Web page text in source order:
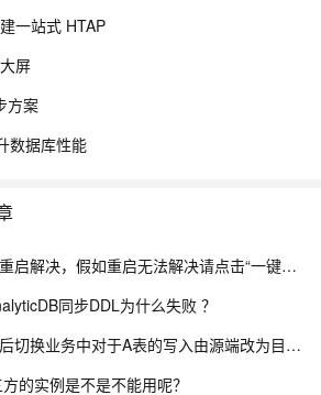
一站式 HTAP
屏
方案
数据库性能
数据传输DTS中请尝试重启解决，假如重启无法解决请点击“一键复制”进入钉钉客户交流群咨询解决？
同步DDL为什么失败 ？
DTS全量同步完成增量后切换业务中对于A表的写入由源端改为目标端，但是其它表不进行改动，有影响吗？
的实例是不是不能用呢？